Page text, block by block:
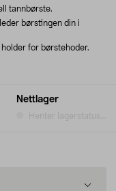
Nettlager
Henter lagerstatus...
tannbørste.
børstingen din i
for børstehoder.